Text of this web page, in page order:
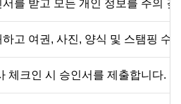
를 받고 모든 개인 정보를 주의
고 여권, 사진, 양식 및 스탬핑 수
체크인 시 승인서를 제출합니다.